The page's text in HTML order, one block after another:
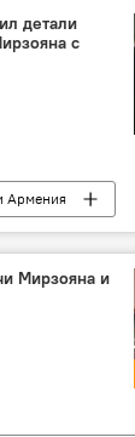
детали
с
Армения
Мирзоян
Мирзояна и